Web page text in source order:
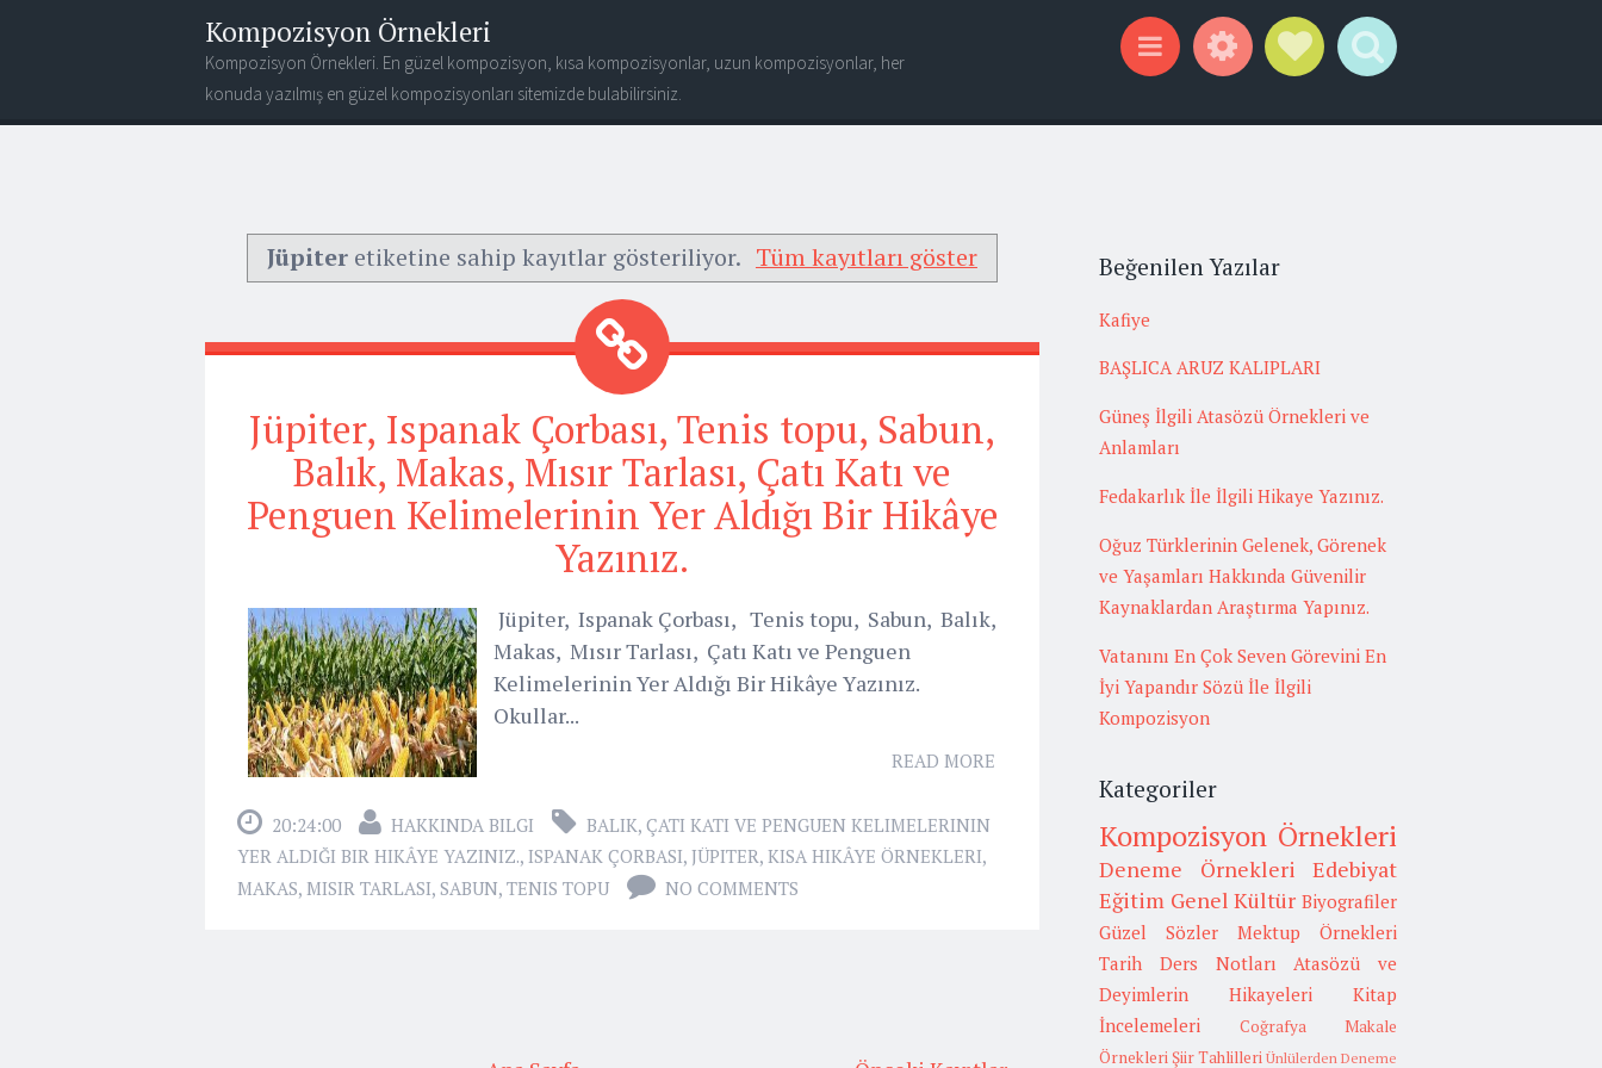
Kompozisyon Örnekleri
Kompozisyon Örnekleri. En güzel kompozisyon, kısa kompozisyonlar, uzun kompozisyonlar, her
konuda yazılmış en güzel kompozisyonları sitemizde bulabilirsiniz.
Jüpiter etiketine sahip kayıtlar gösteriliyor. Tüm kayıtları göster
Jüpiter, Ispanak Çorbası, Tenis topu, Sabun,
Balık, Makas, Mısır Tarlası, Çatı Katı ve
Penguen Kelimelerinin Yer Aldığı Bir Hikâye
Yazınız.
Jüpiter, Ispanak Çorbası, Tenis topu, Sabun, Balık,
Makas, Mısır Tarlası, Çatı Katı ve Penguen
Kelimelerinin Yer Aldığı Bir Hikâye Yazınız.
Okullar...
READ MORE
20:24:00 HAKKINDA BILGI BALIK, ÇATI KATI VE PENGUEN KELIMELERININ
YER ALDIĞI BIR HIKÂYE YAZINIZ., ISPANAK ÇORBASI, JÜPITER, KISA HIKÂYE ÖRNEKLERI,
MAKAS, MISIR TARLASI, SABUN, TENIS TOPU NO COMMENTS
Beğenilen Yazılar
Kafiye
BAŞLICA ARUZ KALIPLARI
Güneş İlgili Atasözü Örnekleri ve
Anlamları
Fedakarlık İle İlgili Hikaye Yazınız.
Oğuz Türklerinin Gelenek, Görenek
ve Yaşamları Hakkında Güvenilir
Kaynaklardan Araştırma Yapınız.
Vatanını En Çok Seven Görevini En
İyi Yapandır Sözü İle İlgili
Kompozisyon
Kategoriler
Kompozisyon Örnekleri
Deneme Örnekleri
Edebiyat
Eğitim Genel Kültür Biyografiler
Güzel Sözler
Mektup Örnekleri
Tarih
Ders Notları
Atasözü ve
Deyimlerin Hikayeleri
Kitap
İncelemeleri
Coğrafya
Makale
Örnekleri Şiir Tahlilleri Ünlülerden Deneme